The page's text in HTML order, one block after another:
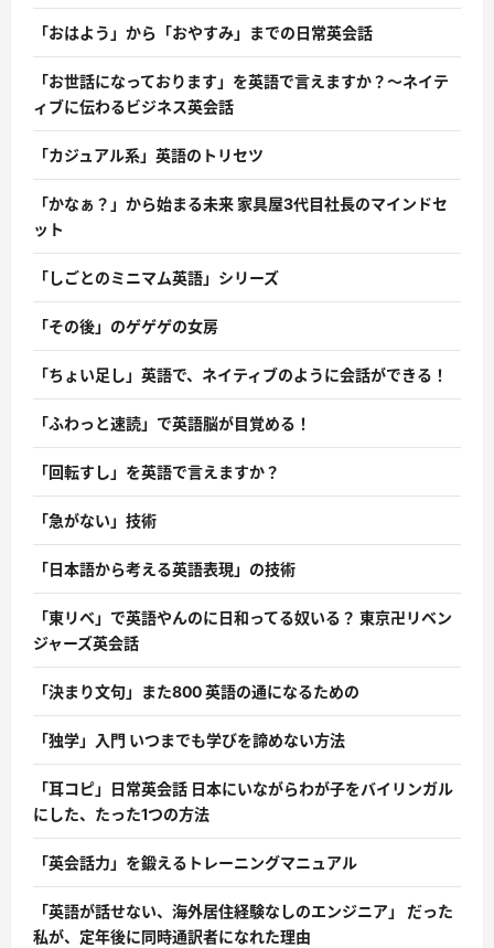
「おはよう」から「おやすみ」までの日常英会話
「お世話になっております」を英語で言えますか？〜ネイテ
ィブに伝わるビジネス英会話
「カジュアル系」英語のトリセツ
「かなぁ？」から始まる未来 家具屋3代目社長のマインドセ
ット
「しごとのミニマム英語」シリーズ
「その後」のゲゲゲの女房
「ちょい足し」英語で、ネイティブのように会話ができる！
「ふわっと速読」で英語脳が目覚める！
「回転すし」を英語で言えますか？
「急がない」技術
「日本語から考える英語表現」の技術
「東リベ」で英語やんのに日和ってる奴いる？ 東京卍リベン
ジャーズ英会話
「決まり文句」また800 英語の通になるための
「独学」入門 いつまでも学びを諦めない方法
「耳コピ」日常英会話 日本にいながらわが子をバイリンガル
にした、たった1つの方法
「英会話力」を鍛えるトレーニングマニュアル
「英語が話せない、海外居住経験なしのエンジニア」 だった
私が、定年後に同時通訳者になれた理由